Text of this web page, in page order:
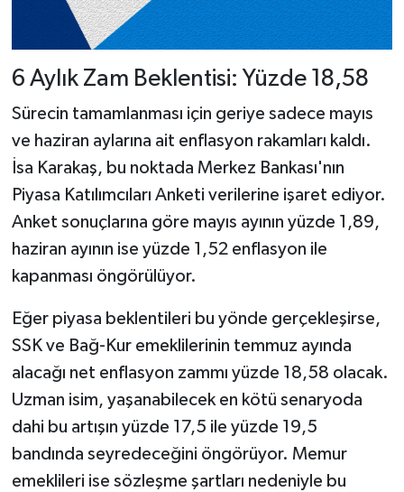
6 Aylık Zam Beklentisi: Yüzde 18,58
Sürecin tamamlanması için geriye sadece mayıs
ve haziran aylarına ait enflasyon rakamları kaldı.
İsa Karakaş, bu noktada Merkez Bankası'nın
Piyasa Katılımcıları Anketi verilerine işaret ediyor.
Anket sonuçlarına göre mayıs ayının yüzde 1,89,
haziran ayının ise yüzde 1,52 enflasyon ile
kapanması öngörülüyor.
Eğer piyasa beklentileri bu yönde gerçekleşirse,
SSK ve Bağ-Kur emeklilerinin temmuz ayında
alacağı net enflasyon zammı yüzde 18,58 olacak.
Uzman isim, yaşanabilecek en kötü senaryoda
dahi bu artışın yüzde 17,5 ile yüzde 19,5
bandında seyredeceğini öngörüyor. Memur
emeklileri ise sözleşme şartları nedeniyle bu